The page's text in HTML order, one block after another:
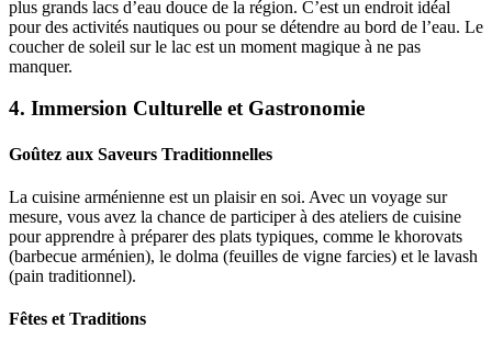
plus grands lacs d’eau douce de la région. C’est un endroit idéal
pour des activités nautiques ou pour se détendre au bord de l’eau. Le
coucher de soleil sur le lac est un moment magique à ne pas
manquer.
4. Immersion Culturelle et Gastronomie
Goûtez aux Saveurs Traditionnelles
La cuisine arménienne est un plaisir en soi. Avec un voyage sur
mesure, vous avez la chance de participer à des ateliers de cuisine
pour apprendre à préparer des plats typiques, comme le khorovats
(barbecue arménien), le dolma (feuilles de vigne farcies) et le lavash
(pain traditionnel).
Fêtes et Traditions